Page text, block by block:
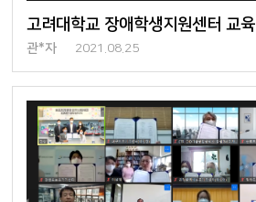
고려대학교 장애학생지원센터 교육
관*자 2021.08.25